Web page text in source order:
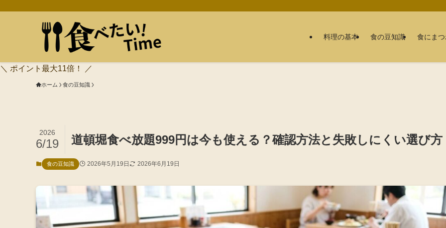
料理の基本 食の豆知識 食にま
＼ ポイント最大11倍！ ／
ホーム 食の豆知識
道頓堀食べ放題999円は今も使える？確認方法と失敗しにくい選び方
2026
6/19
食の豆知識 2026年5月19日 2026年6月19日